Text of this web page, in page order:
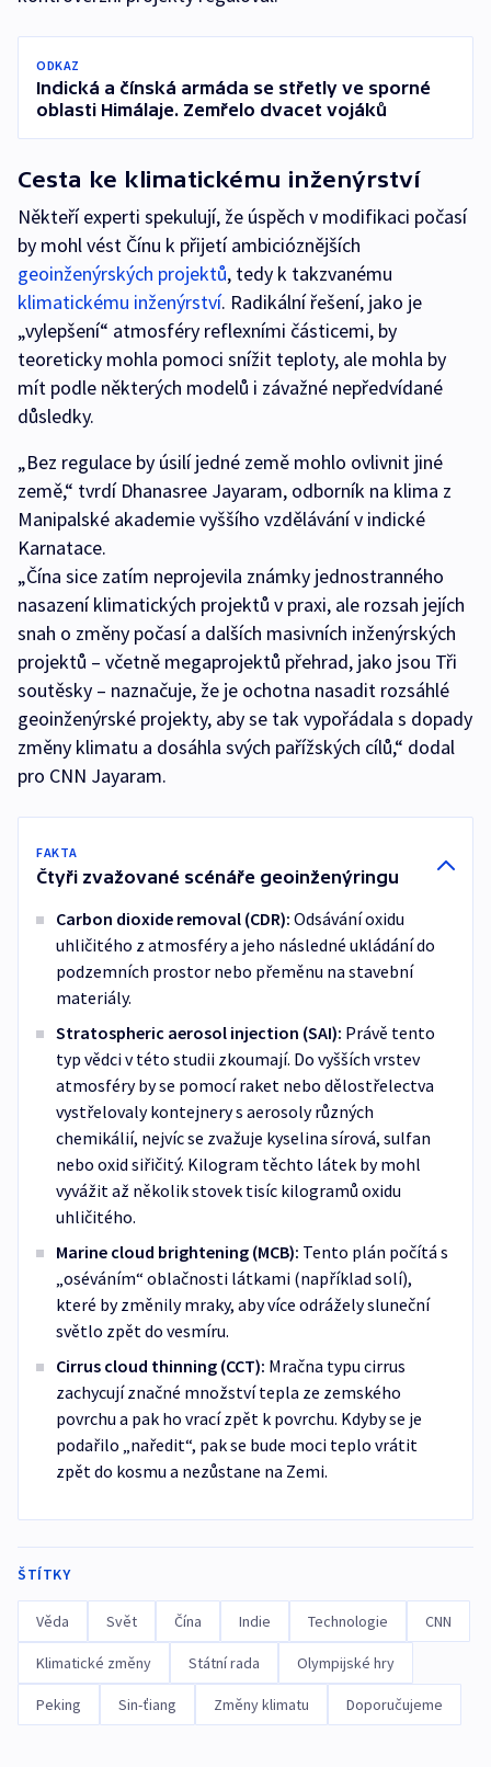
ODKAZ
Indická a čínská armáda se střetly ve sporné
oblasti Himálaje. Zemřelo dvacet vojáků
Cesta ke klimatickému inženýrství
Někteří experti spekulují, že úspěch v modifikaci počasí
by mohl vést Čínu k přijetí ambicióznějších
geoinženýrských projektů, tedy k takzvanému
klimatickému inženýrství. Radikální řešení, jako je
„vylepšení“ atmosféry reflexními částicemi, by
teoreticky mohla pomoci snížit teploty, ale mohla by
mít podle některých modelů i závažné nepředvídané
důsledky.
„Bez regulace by úsilí jedné země mohlo ovlivnit jiné
země,“ tvrdí Dhanasree Jayaram, odborník na klima z
Manipalské akademie vyššího vzdělávání v indické
Karnatace.
„Čína sice zatím neprojevila známky jednostranného
nasazení klimatických projektů v praxi, ale rozsah jejích
snah o změny počasí a dalších masivních inženýrských
projektů –⁠ včetně megaprojektů přehrad, jako jsou Tři
soutěsky –⁠ naznačuje, že je ochotna nasadit rozsáhlé
geoinženýrské projekty, aby se tak vypořádala s dopady
změny klimatu a dosáhla svých pařížských cílů,“ dodal
pro CNN Jayaram.
FAKTA
Čtyři zvažované scénáře geoinženýringu
Carbon dioxide removal (CDR): Odsávání oxidu
uhličitého z atmosféry a jeho následné ukládání do
podzemních prostor nebo přeměnu na stavební
materiály.
Stratospheric aerosol injection (SAI): Právě tento
typ vědci v této studii zkoumají. Do vyšších vrstev
atmosféry by se pomocí raket nebo dělostřelectva
vystřelovaly kontejnery s aerosoly různých
chemikálií, nejvíc se zvažuje kyselina sírová, sulfan
nebo oxid siřičitý. Kilogram těchto látek by mohl
vyvážit až několik stovek tisíc kilogramů oxidu
uhličitého.
Marine cloud brightening (MCB): Tento plán počítá s
„oséváním“ oblačnosti látkami (například solí),
které by změnily mraky, aby více odrážely sluneční
světlo zpět do vesmíru.
Cirrus cloud thinning (CCT): Mračna typu cirrus
zachycují značné množství tepla ze zemského
povrchu a pak ho vrací zpět k povrchu. Kdyby se je
podařilo „naředit“, pak se bude moci teplo vrátit
zpět do kosmu a nezůstane na Zemi.
ŠTÍTKY
Věda Svět Čína Indie Technologie CNN
Klimatické změny Státní rada Olympijské hry
Peking Sin-ťiang Změny klimatu Doporučujeme